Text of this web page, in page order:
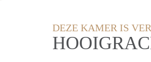
DEZE KAMER IS